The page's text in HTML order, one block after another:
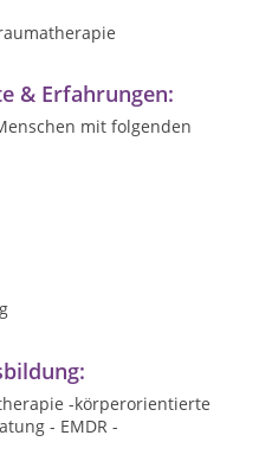
& Erfahrungen:
mit folgenden
-körperorientierte
- EMDR -